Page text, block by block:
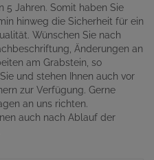
5 Jahren. Somit haben Sie
hinweg die Sicherheit für ein
Wünschen Sie nach
Änderungen an
am Grabstein, so
und stehen Ihnen auch vor
zur Verfügung. Gerne
an uns richten.
auch nach Ablauf der